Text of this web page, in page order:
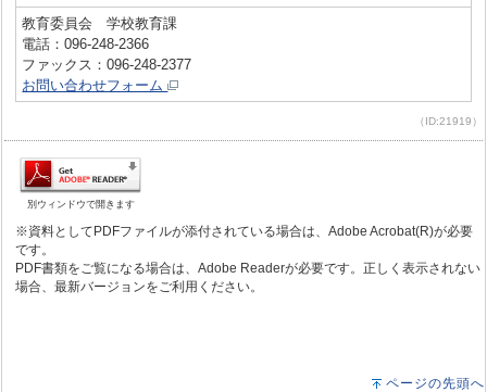
教育委員会 学校教育課
電話：096-248-2366
ファックス：096-248-2377
お問い合わせフォーム
（ID:21919）
別ウィンドウで開きます
※資料としてPDFファイルが添付されている場合は、Adobe Acrobat(R)が必要
です。
PDF書類をご覧になる場合は、Adobe Readerが必要です。正しく表示されない
場合、最新バージョンをご利用ください。
ページの先頭へ